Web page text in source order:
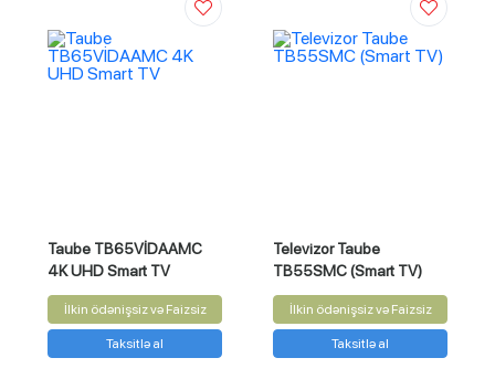
Taube TB65VİDAAMC
4K UHD Smart TV
İlkin ödənişsiz və Faizsiz
Taksitlə al
Televizor Taube
TB55SMC (Smart TV)
İlkin ödənişsiz və Faizsiz
Taksitlə al